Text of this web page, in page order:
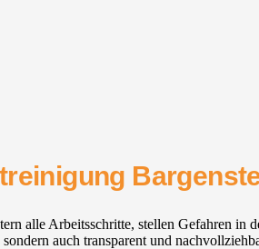
alle Arbeitsschritte, stellen Gefahren in
auch transparent und